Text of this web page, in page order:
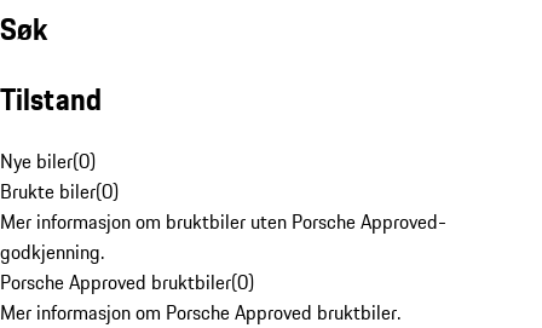
Søk
Tilstand
Nye biler(0)
Brukte biler(0)
Mer informasjon om bruktbiler uten Porsche Approved-
godkjenning.
Porsche Approved bruktbiler(0)
Mer informasjon om Porsche Approved bruktbiler.